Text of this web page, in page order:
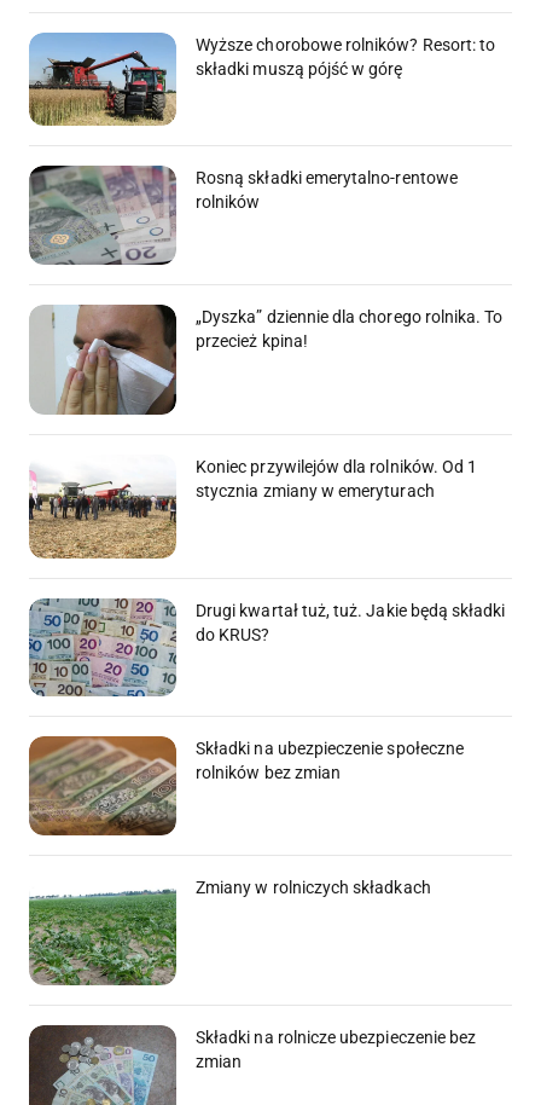
Wyższe chorobowe rolników? Resort: to
składki muszą pójść w górę
Rosną składki emerytalno-rentowe
rolników
„Dyszka” dziennie dla chorego rolnika. To
przecież kpina!
Koniec przywilejów dla rolników. Od 1
stycznia zmiany w emeryturach
Drugi kwartał tuż, tuż. Jakie będą składki
do KRUS?
Składki na ubezpieczenie społeczne
rolników bez zmian
Zmiany w rolniczych składkach
Składki na rolnicze ubezpieczenie bez
zmian